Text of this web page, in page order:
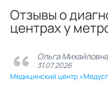
Отзывы о
центрах у
Ольга Михайловна
31.07.2026
Медицинский центр